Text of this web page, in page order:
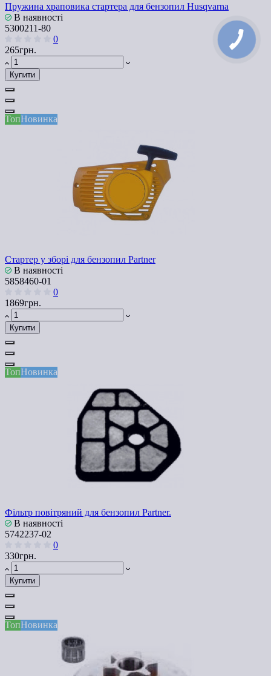
Пружина храповика стартера для бензопил Husqvarna
В наявності
5300211-80
0
265грн.
Купити
ТопНовинка
Стартер у зборі для бензопил Partner
В наявності
5858460-01
0
1869грн.
Купити
ТопНовинка
Фільтр повітряний для бензопил Partner.
В наявності
5742237-02
0
330грн.
Купити
ТопНовинка